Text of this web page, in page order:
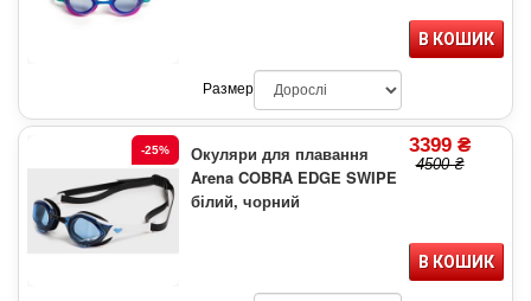
В КОШИК
Размер
-25%
Окуляри для плавання
Arena COBRA EDGE SWIPE
білий, чорний
3399 ₴
4500 ₴
В КОШИК